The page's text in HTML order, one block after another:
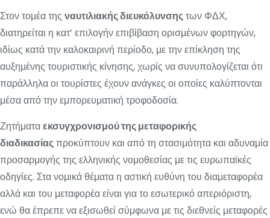
Στον τομέα της ναυτιλιακής διευκόλυνσηςτων ΦΔΧ,
διατηρείται η κατ’ επιλογήν επιβίβαση ορισμένων φορτηγών,
ιδίως κατά την καλοκαιρινή περίοδο, με την επίκληση της
αυξημένης τουριστικής κίνησης, χωρίς να συνυπολογίζεται ότι
παράλληλα οι τουρίστες έχουν ανάγκες οι οποίες καλύπτονται
μέσα από την εμπορευματική τροφοδοσία.
Ζητήματαεκσυγχρονισμού της μεταφορικής
διαδικασίαςπροκύπτουν και από τη στασιμότητα και αδυναμία
προσαρμογής της ελληνικής νομοθεσίας με τις ευρωπαϊκές
οδηγίες. Στα νομικά θέματα η αστική ευθύνη του διαμεταφορέα
αλλά και του μεταφορέα είναι για το εσωτερικό απεριόριστη,
ενώ θα έπρεπε να εξισωθεί σύμφωνα με τις διεθνείς μεταφορές